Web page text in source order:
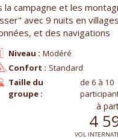
campagne et les
avec 9 nuits en
et des navigations
Niveau : Modéré
Confort : Standard
Taille du
groupe :
de 6 à 10
à
4
VOL